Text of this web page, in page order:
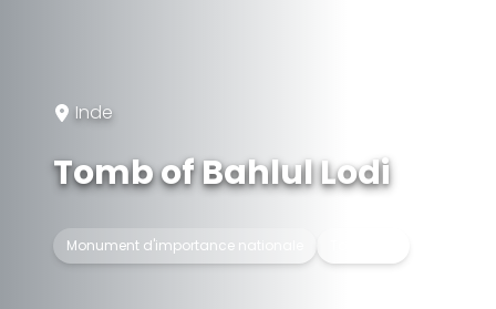
Inde
Tomb of Bahlul Lodi
Monument d'importance nationale